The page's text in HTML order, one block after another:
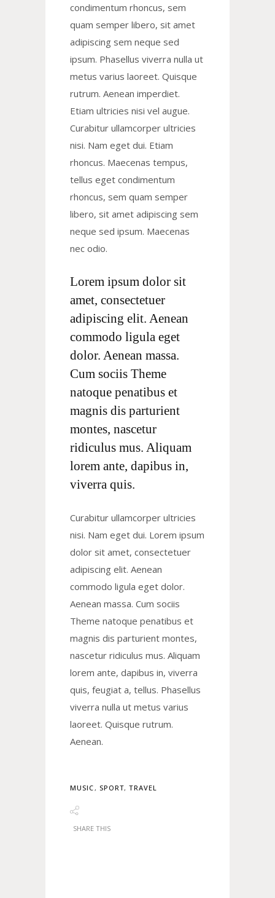
condimentum rhoncus, sem
quam semper libero, sit amet
adipiscing sem neque sed
ipsum. Phasellus viverra nulla ut
metus varius laoreet. Quisque
rutrum. Aenean imperdiet.
Etiam ultricies nisi vel augue.
Curabitur ullamcorper ultricies
nisi. Nam eget dui. Etiam
rhoncus. Maecenas tempus,
tellus eget condimentum
rhoncus, sem quam semper
libero, sit amet adipiscing sem
neque sed ipsum. Maecenas
nec odio.
Lorem ipsum dolor sit
amet, consectetuer
adipiscing elit. Aenean
commodo ligula eget
dolor. Aenean massa.
Cum sociis Theme
natoque penatibus et
magnis dis parturient
montes, nascetur
ridiculus mus. Aliquam
lorem ante, dapibus in,
viverra quis.
Curabitur ullamcorper ultricies
nisi. Nam eget dui. Lorem ipsum
dolor sit amet, consectetuer
adipiscing elit. Aenean
commodo ligula eget dolor.
Aenean massa. Cum sociis
Theme natoque penatibus et
magnis dis parturient montes,
nascetur ridiculus mus. Aliquam
lorem ante, dapibus in, viverra
quis, feugiat a, tellus. Phasellus
viverra nulla ut metus varius
laoreet. Quisque rutrum.
Aenean.
MUSIC , SPORT,TRAVEL
SHARE THIS